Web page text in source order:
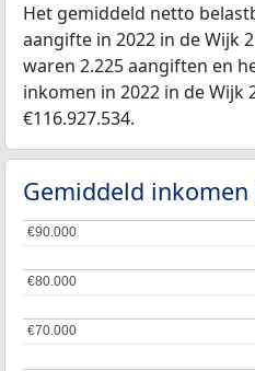
Het gemiddeld netto
aangifte in 2022 in de Wijk
waren 2.225 aangiften en
inkomen in 2022 in de Wijk
€116.927.534.
Gemiddeld inkomen
€70.000
€70.000
€80.000
€80.000
€90.000
€90.000